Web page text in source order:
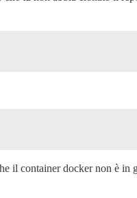
il container docker non è in